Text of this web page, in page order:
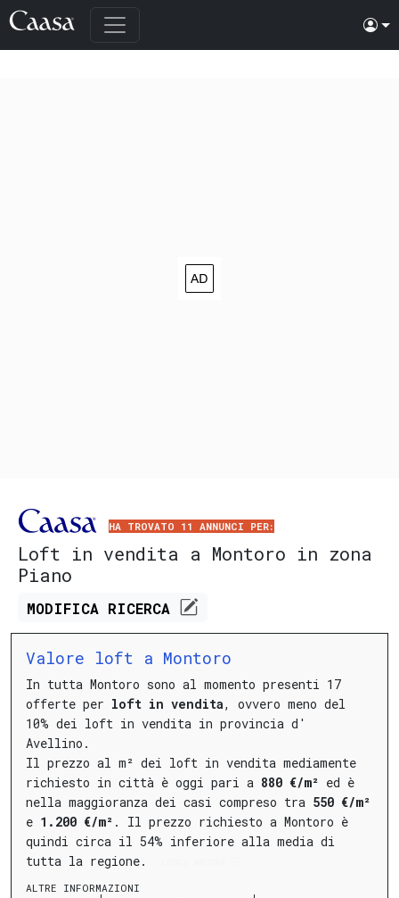
HA TROVATO 11 ANNUNCI PER:
Loft in vendita a Montoro in zona
Piano
MODIFICA RICERCA
Valore loft a Montoro
In tutta Montoro sono al momento presenti 17
offerte per loft in vendita, ovvero meno del
10% dei loft in vendita in provincia d'
Avellino.
Il prezzo al m² dei loft in vendita mediamente
richiesto in città è oggi pari a 880 €/m² ed è
nella maggioranza dei casi compreso tra 550 €/m²
e 1.200 €/m² . Il prezzo richiesto a Montoro è
quindi circa il 54% inferiore alla media di
tutta la regione.
ALTRE INFORMAZIONI